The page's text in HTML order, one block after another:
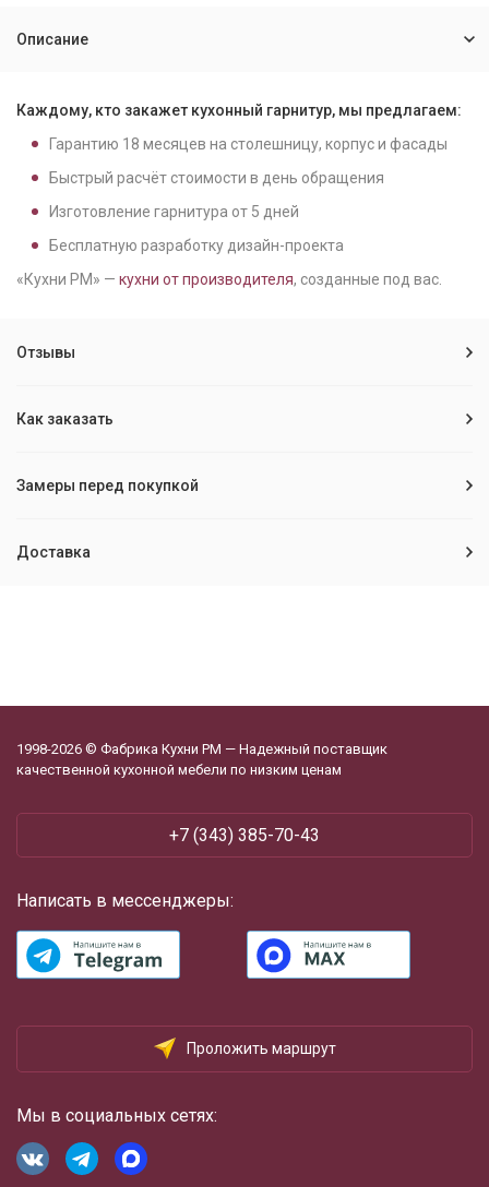
Описание
Каждому, кто закажет кухонный гарнитур, мы предлагаем:
Гарантию 18 месяцев на столешницу, корпус и фасады
Быстрый расчёт стоимости в день обращения
Изготовление гарнитура от 5 дней
Бесплатную разработку дизайн-проекта
«Кухни РМ» — кухни от производителя, созданные под вас.
Отзывы
Как заказать
Замеры перед покупкой
Доставка
1998-2026 © Фабрика Кухни РМ — Надежный поставщик
качественной кухонной мебели по низким ценам
+7 (343) 385-70-43
Написать в мессенджеры:
Проложить маршрут
Мы в социальных сетях: